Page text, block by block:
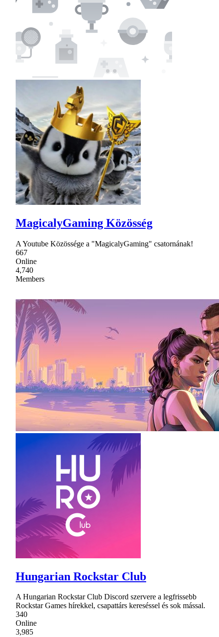
MagicalyGaming Közösség
A Youtube Közössége a "MagicalyGaming" csatornának!
667
Online
4,740
Members
Hungarian Rockstar Club
A Hungarian Rockstar Club Discord szervere a legfrissebb
Rockstar Games hírekkel, csapattárs kereséssel és sok mással.
340
Online
3,985